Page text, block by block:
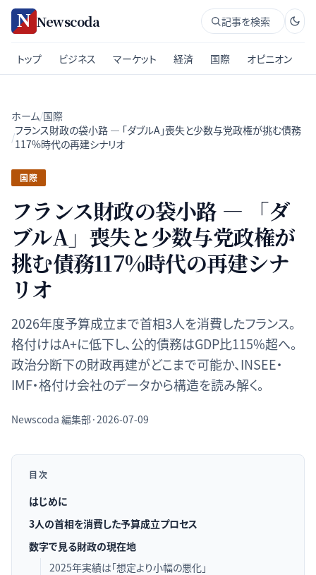
Newscoda 記事を検索
トップ ビジネス マーケット 経済 国際 オピニオン
ホーム/国際
/フランス財政の袋小路 — 「ダブルA」喪失と少数与党政権が挑む債務
117%時代の再建シナリオ
国際
フランス財政の袋小路 — 「ダ
ブルA」喪失と少数与党政権が
挑む債務117%時代の再建シナ
リオ
2026年度予算成立まで首相3人を消費したフランス。
格付けはA+に低下し、公的債務はGDP比115%超へ。
政治分断下の財政再建がどこまで可能か、INSEE・
IMF・格付け会社のデータから構造を読み解く。
Newscoda 編集部·2026-07-09
目次
はじめに
3人の首相を消費した予算成立プロセス
数字で見る財政の現在地
2025年実績は「想定より小幅の悪化」